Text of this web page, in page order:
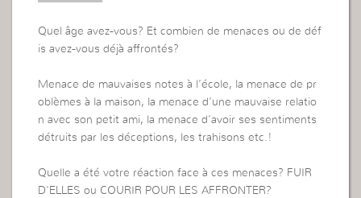
Quel âge avez-vous? Et combien de menaces ou de déf
is avez-vous déjà affrontés?
Menace de mauvaises notes à l’école, la menace de pr
oblèmes à la maison, la menace d’une mauvaise relatio
n avec son petit ami, la menace d’avoir ses sentiments
détruits par les déceptions, les trahisons etc.!
Quelle a été votre réaction face à ces menaces? FUIR
D’ELLES ou COURIR POUR LES AFFRONTER?